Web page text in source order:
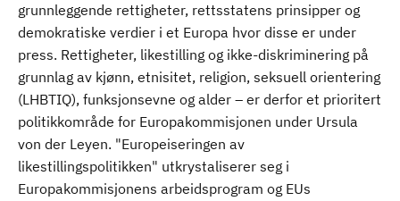
grunnleggende rettigheter, rettsstatens prinsipper og
demokratiske verdier i et Europa hvor disse er under
press. Rettigheter, likestilling og ikke-diskriminering på
grunnlag av kjønn, etnisitet, religion, seksuell orientering
(LHBTIQ), funksjonsevne og alder – er derfor et prioritert
politikkområde for Europakommisjonen under Ursula
von der Leyen. "Europeiseringen av
likestillingspolitikken" utkrystaliserer seg i
Europakommisjonens arbeidsprogram og EUs